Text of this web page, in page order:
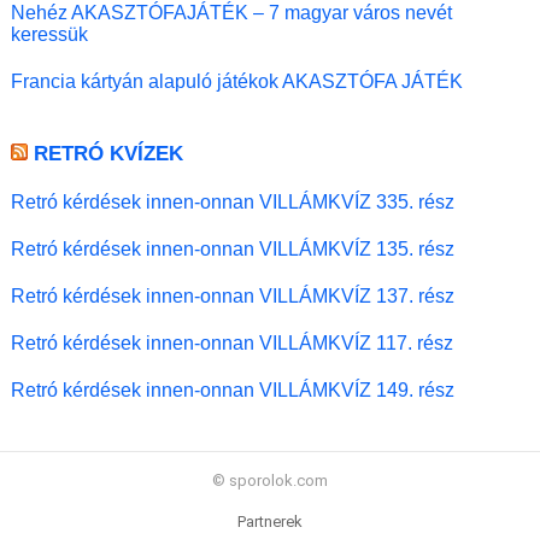
Nehéz AKASZTÓFAJÁTÉK – 7 magyar város nevét
keressük
Francia kártyán alapuló játékok AKASZTÓFA JÁTÉK
RETRÓ KVÍZEK
Retró kérdések innen-onnan VILLÁMKVÍZ 335. rész
Retró kérdések innen-onnan VILLÁMKVÍZ 135. rész
Retró kérdések innen-onnan VILLÁMKVÍZ 137. rész
Retró kérdések innen-onnan VILLÁMKVÍZ 117. rész
Retró kérdések innen-onnan VILLÁMKVÍZ 149. rész
© sporolok.com
Partnerek